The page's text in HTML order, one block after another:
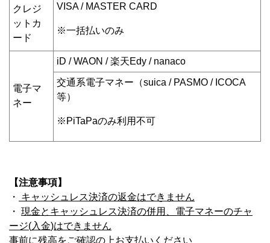
クレジ
ットカ
ード
VISA / MASTER CARD
※一括払いのみ
電子マ
ネー
iD / WAON / 楽天Edy / nanaco
交通系電子マネー（suica / PASMO / ICOCA
等）
※PiTaPaのみ利用不可
【注意事項】
・
キャッシュレス決済の返金はできません
・ 現金とキャッシュレス決済の併用、電子マネーのチャ
ージ(入金)はできません
事前に残高をご確認の上お支払いください